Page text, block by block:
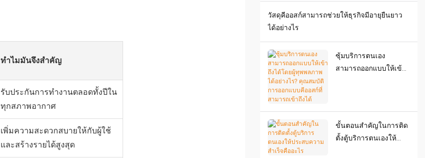
ทำไมมันจึงสำคัญ
รับประกันการทำงานตลอดทั้งปีใน
ทุกสภาพอากาศ
เพิ่มความสะดวกสบายให้กับผู้ใช้
และสร้างรายได้สูงสุด
วัสดุคีออสก์สามารถช่วยให้ธุรกิจมีอายุยืนยาว
ได้อย่างไร
ซุ้มบริการตนเอง
สามารถออกแบบให้เข้า
สามารถเข้าถึงได้
ขั้นตอนสำคัญในการติด
ตั้งตู้บริการตนเองให้